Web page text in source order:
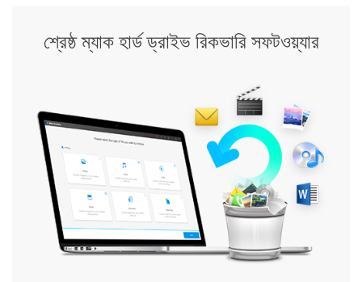
শ্রেষ্ঠ ম্যাক হার্ড ড্রাইভ রিকভারি সফটওয়্যার